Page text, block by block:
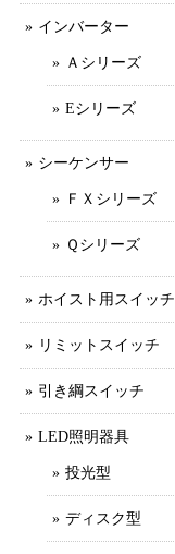
インバーター
Ａシリーズ
Eシリーズ
シーケンサー
ＦＸシリーズ
Ｑシリーズ
ホイスト用スイッチ
リミットスイッチ
引き綱スイッチ
LED照明器具
投光型
ディスク型